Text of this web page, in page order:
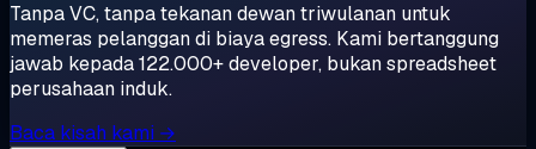
Tanpa VC, tanpa tekanan dewan triwulanan untuk
memeras pelanggan di biaya egress. Kami bertanggung
jawab kepada 122.000+ developer, bukan spreadsheet
perusahaan induk.
Baca kisah kami →